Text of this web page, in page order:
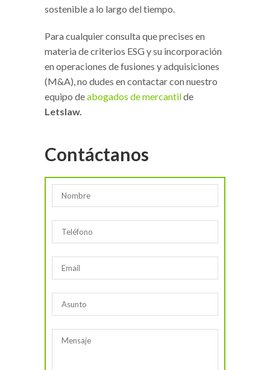
sostenible a lo largo del tiempo.
Para cualquier consulta que precises en
materia de criterios ESG y su incorporación
en operaciones de fusiones y adquisiciones
(M&A), no dudes en contactar con nuestro
equipo deabogados de mercantilde
Letslaw.
Contáctanos